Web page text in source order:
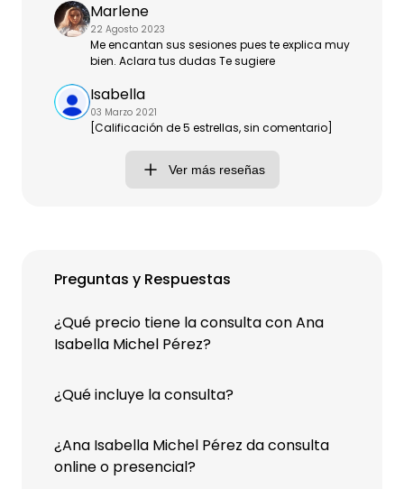
Preguntas y Respuestas
¿Qué precio tiene la consulta con Ana
Isabella Michel Pérez?
¿Qué incluye la consulta?
¿Ana Isabella Michel Pérez da consulta
online o presencial?
Marlene
22 Agosto 2023
Me encantan sus sesiones pues te explica muy
bien. Aclara tus dudas Te sugiere
Isabella
03 Marzo 2021
[Calificación de 5 estrellas, sin comentario]
Ver más reseñas